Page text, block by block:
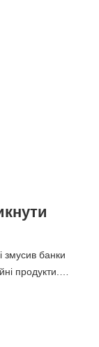
змусив банки
продукти.…